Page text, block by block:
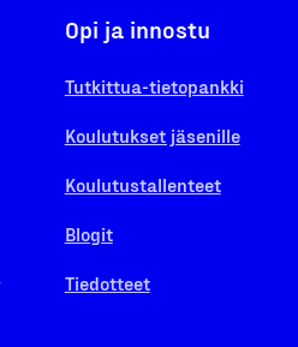
Opi ja innostu
Tutkittua-tietopankki
Koulutukset jäsenille
Koulutustallenteet
Blogit
Tiedotteet